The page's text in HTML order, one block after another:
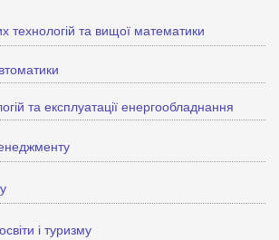
технологій та вищої математики
та експлуатації енергообладнання
і туризму